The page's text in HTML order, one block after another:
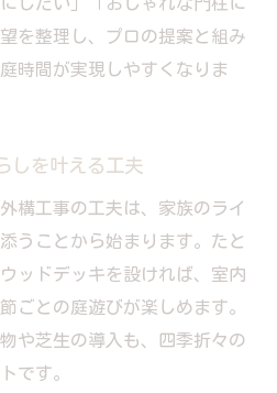
を整理し、プロの提案と組み
時間が実現しやすくなりま
しを叶える工夫
構工事の工夫は、家族のライ
うことから始まります。たと
ッドデッキを設ければ、室内
ごとの庭遊びが楽しめます。
や芝生の導入も、四季折々の
です。